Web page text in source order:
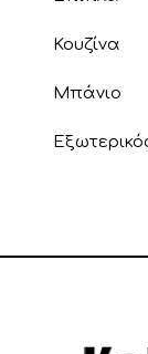
Κουζίνα
Μπάνιο